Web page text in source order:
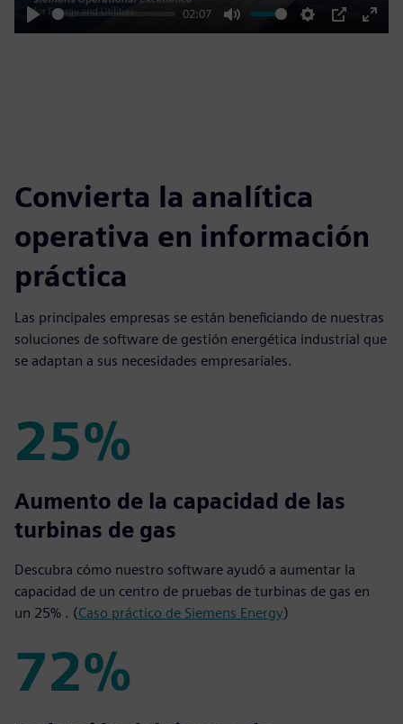
Play
02:07
Mute Settings
PIP
Enter
Convierta la analítica
operativa en información
práctica
Las principales empresas se están beneficiando de nuestras
soluciones de software de gestión energética industrial que
se adaptan a sus necesidades empresariales.
25%
25%
Aumento de la capacidad de las
turbinas de gas
Descubra cómo nuestro software ayudó a aumentar la
capacidad de un centro de pruebas de turbinas de gas en
un 25% . (Caso práctico de Siemens Energy)
72%